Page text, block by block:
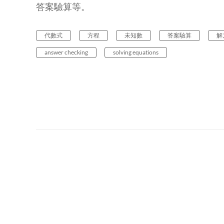
答案驗算等。
代數式 方程 未知數 答案驗算 解
answer checking solving equations